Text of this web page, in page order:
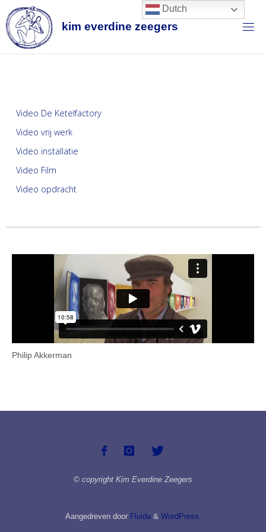
kim everd ine zeegers
Video De Ketelfactory
Video vrij werk
Video installatie
Video Film
Video opdracht
Philip Akkerman
© copyright Kim Everdine Zeegers
Aangedreven doorFluida& WordPress.
Dutch